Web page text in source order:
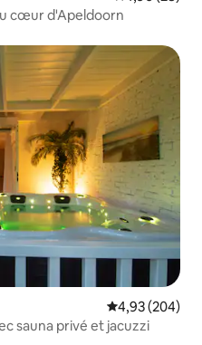
cœur d'Apeldoorn
Évaluation
4,93 (204)
sauna privé et jacuzzi